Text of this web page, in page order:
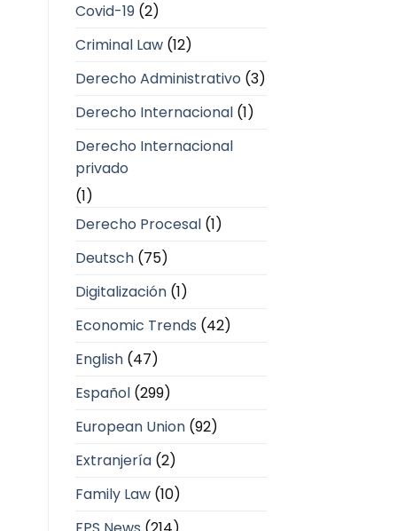
Covid-19(2)
Criminal Law(12)
Derecho Administrativo (3)
Derecho Internacional(1)
Derecho Internacional
privado
(1)
Derecho Procesal(1)
Deutsch(75)
Digitalización(1)
Economic Trends (42)
English(47)
Español(299)
European Union(92)
Extranjería(2)
Family Law(10)